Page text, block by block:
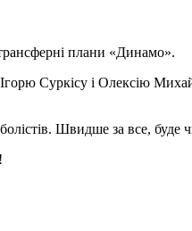
плани «Динамо».
Суркісу і Олексію
Швидше за все, буде